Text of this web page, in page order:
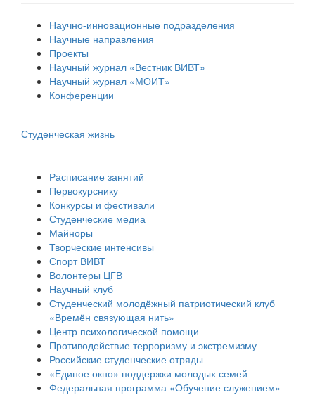
Научно-инновационные подразделения
Научные направления
Проекты
Научный журнал «Вестник ВИВТ»
Научный журнал «МОИТ»
Конференции
Студенческая жизнь
Расписание занятий
Первокурснику
Конкурсы и фестивали
Студенческие медиа
Майноры
Творческие интенсивы
Спорт ВИВТ
Волонтеры ЦГВ
Научный клуб
Студенческий молодёжный патриотический клуб
«Времён связующая нить»
Центр психологической помощи
Противодействие терроризму и экстремизму
Российские cтуденческие отряды
«Единое окно» поддержки молодых семей
Федеральная программа «Обучение служением»